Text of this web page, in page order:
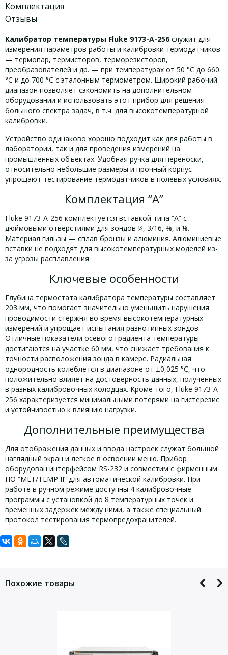
Комплектация
Отзывы
Калибратор температуры Fluke 9173-A-256служит для
измерения параметров работы и калибровки термодатчиков
— термопар, термисторов, терморезисторов,
преобразователей и др. — при температурах от 50 °C до 660
°C и до 700 °C с эталонным термометром. Широкий рабочий
диапазон позволяет сэкономить на дополнительном
оборудовании и использовать этот прибор для решения
большого спектра задач, в т.ч. для высокотемпературной
калибровки.
Устройство одинаково хорошо подходит как для работы в
лаборатории, так и для проведения измерений на
промышленных объектах. Удобная ручка для переноски,
относительно небольшие размеры и прочный корпус
упрощают тестирование термодатчиков в полевых условиях.
Комплектация “А”
Fluke 9173-A-256 комплектуется вставкой типа “А” с
дюймовыми отверстиями для зондов ¼, 3/16, ⅜, и ⅛.
Материал гильзы — сплав бронзы и алюминия. Алюминиевые
вставки не подходят для высокотемпературных моделей из-
за угрозы расплавления.
Ключевые особенности
Глубина термостата калибратора температуры составляет
203 мм, что помогает значительно уменьшить нарушения
проводимости стержня во время высокотемпературных
измерений и упрощает испытания разнотипных зондов.
Отличные показатели осевого градиента температуры
достигаются на участке 60 мм, что снижает требования к
точности расположения зонда в камере. Радиальная
однородность колеблется в диапазоне от ±0,025 °C, что
положительно влияет на достоверность данных, полученных
в разных калибровочных колодцах. Кроме того, Fluke 9173-A-
256 характеризуется минимальными потерями на гистерезис
и устойчивостью к влиянию нагрузки.
Дополнительные преимущества
Для отображения данных и ввода настроек служат большой
наглядный экран и легкое в освоении меню. Прибор
оборудован интерфейсом RS-232 и совместим с фирменным
ПО “MET/TEMP II” для автоматической калибровки. При
работе в ручном режиме доступны 4 калибровочные
программы с установкой до 8 температурных точек и
временных задержек между ними, а также специальный
протокол тестирования термопредохранителей.
Технические характеристики Fluke
Комплект поставки Fluke 9173-A-256:
Вкладыш 9173-INSA
Свидетельство о поверке и отметка о поверке
Задать вопрос
Похожие товары